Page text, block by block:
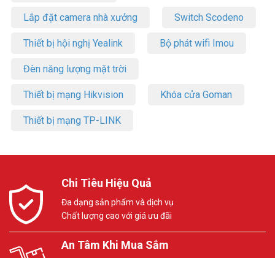
Lắp đặt camera nhà xưởng Switch Scodeno
Thiết bị hội nghị Yealink Bộ phát wifi Imou
Đèn năng lượng mặt trời
Thiết bị mạng Hikvision Khóa cửa Goman
Thiết bị mạng TP-LINK
Chi Tiêu Hiệu Quả
Đa dạng sản phẩm và dịch vụ
Chất lượng cao với giá ưu đãi
An Tâm Khi Mua Sắm